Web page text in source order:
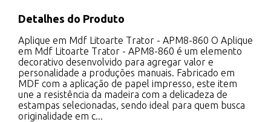
Detalhes do Produto
Aplique em Mdf Litoarte Trator - APM8-860 O Aplique
em Mdf Litoarte Trator - APM8-860 é um elemento
decorativo desenvolvido para agregar valor e
personalidade a produções manuais. Fabricado em
MDF com a aplicação de papel impresso, este item
une a resistência da madeira com a delicadeza de
estampas selecionadas, sendo ideal para quem busca
originalidade em c...